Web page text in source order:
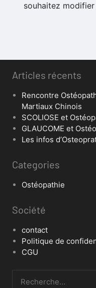
souhaitez
Articles récents
Rencontre
Martiaux Chinois
SCOLIOSE et
GLAUCOME et
Les infos
Categories
Ostéopathie
Société
contact
Politique de
CGU